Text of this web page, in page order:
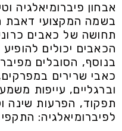
אבחון פיברומיאלגיה
בשמה המקצועי דאבת
תחושה של כאבים
הכאבים יכולים
בנוסף, הסובלים
כאבי שרירים
וברגליים, עייפות
תפקוד, הפרעות שינה
לפיברומיאלגיה: